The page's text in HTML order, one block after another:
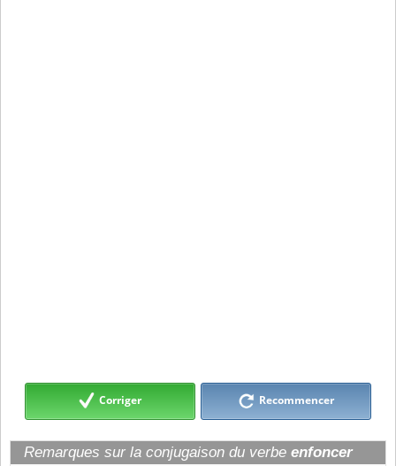
Corriger Recommencer
Remarques sur la conjugaison du verbe enfoncer